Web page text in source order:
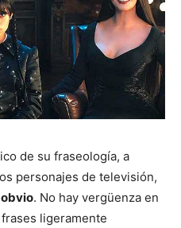
de su fraseología, a
personajes de televisión,
. No hay vergüenza en
ligeramente